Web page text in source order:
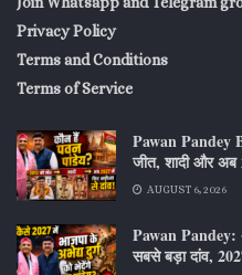
Privacy Policy
Terms and Conditions
Terms of Service
Pawan Pandey
जीत, शादी और अब
AUGUST 6, 2026
Pawan Pandey:
सबसे बड़ा दांव,